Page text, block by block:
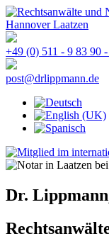
+49 (0) 511 - 9 83 90
post@drlippmann.de
Dr.